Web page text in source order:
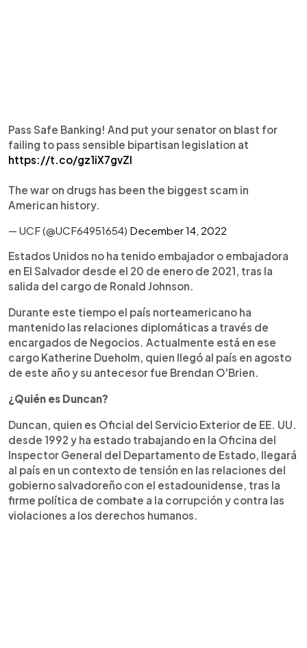
Pass Safe Banking! And put your senator on blast for
failing to pass sensible bipartisan legislation at
https://t.co/gz1iX7gvZl
The war on drugs has been the biggest scam in
American history.
— UCF (@UCF64951654) December 14, 2022
Estados Unidos no ha tenido embajador o embajadora
en El Salvador desde el 20 de enero de 2021, tras la
salida del cargo de Ronald Johnson.
Durante este tiempo el país norteamericano ha
mantenido las relaciones diplomáticas a través de
encargados de Negocios. Actualmente está en ese
cargo Katherine Dueholm, quien llegó al país en agosto
de este año y su antecesor fue Brendan O'Brien.
¿Quién es Duncan?
Duncan, quien es Oficial del Servicio Exterior de EE. UU.
desde 1992 y ha estado trabajando en la Oficina del
Inspector General del Departamento de Estado, llegará
al país en un contexto de tensión en las relaciones del
gobierno salvadoreño con el estadounidense, tras la
firme política de combate a la corrupción y contra las
violaciones a los derechos humanos.